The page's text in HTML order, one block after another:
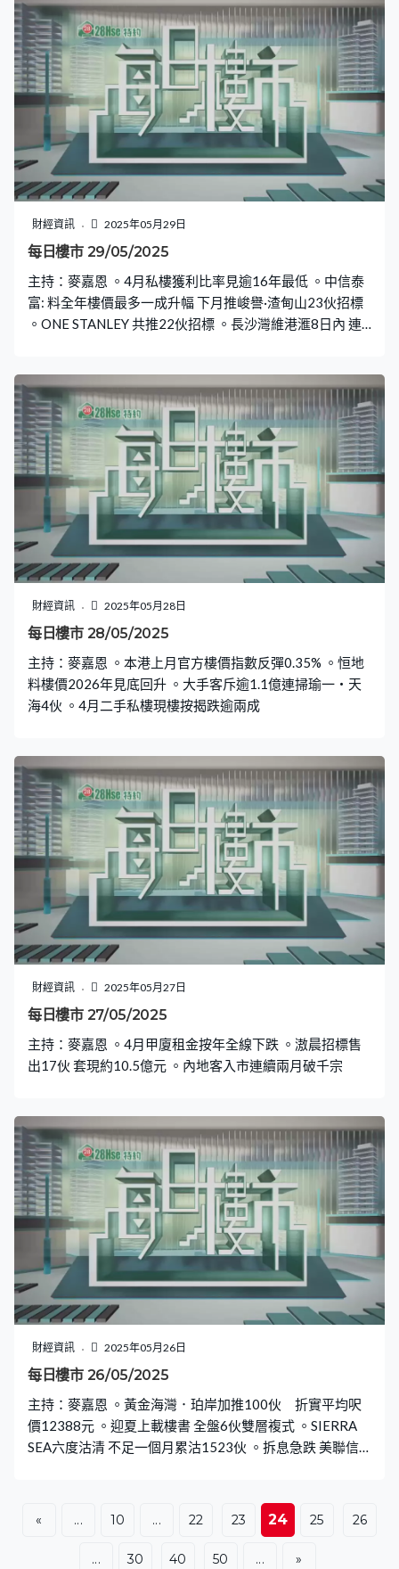
財經資訊 2025年05月29日
每日樓市 29/05/2025
主持：麥嘉恩 。4月私樓獲利比率見逾16年最低 。中信泰
富: 料全年樓價最多一成升幅 下月推峻譽·渣甸山23伙招標
。ONE STANLEY 共推22伙招標 。長沙灣維港滙8日內 連
財經資訊 2025年05月28日
每日樓市 28/05/2025
主持：麥嘉恩 。本港上月官方樓價指數反彈0.35% 。恒地
料樓價2026年見底回升 。大手客斥逾1.1億連掃瑜一‧天
海4伙 。4月二手私樓現樓按揭跌逾兩成
財經資訊 2025年05月27日
每日樓市 27/05/2025
主持：麥嘉恩 。4月甲廈租金按年全線下跌 。滶晨招標售
出17伙 套現約10.5億元 。內地客入市連續兩月破千宗
財經資訊 2025年05月26日
每日樓市 26/05/2025
主持：麥嘉恩 。黃金海灣．珀岸加推100伙 折實平均呎
價12388元 。迎夏上載樓書 全盤6伙雙層複式 。SIERRA
SEA六度沽清 不足一個月累沽1523伙 。拆息急跌 美聯信
« ... 10 ... 22 23 24 25 26
... 30 40 50 ... »